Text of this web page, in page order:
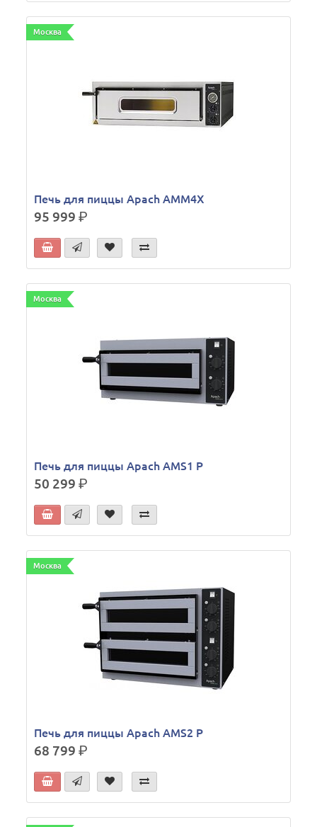
Москва
Печь для пиццы Apach AMM4X
95 999р.
Москва
Печь для пиццы Apach AMS1 P
50 299р.
Москва
Печь для пиццы Apach AMS2 P
68 799р.